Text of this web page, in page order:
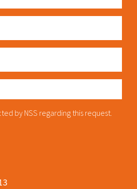
by NSS regarding this request.